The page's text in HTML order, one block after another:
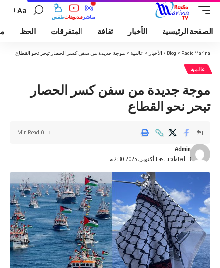
طقسفيديوهات مباشر
Aa
الصفحة الرئيسية الأخبار ثقافة المتفرقات الحظ
Radio Marina
>
Blog
> الأخبار > عالمية > موجة جديدة من سفن كسر الحصار تبحر نحو القطاع
عالمية
موجة جديدة من سفن كسر الحصار
تبحر نحو القطاع
Last updated: 3 أكتوبر، 2025 2:30 م
Admin
0 Min Read